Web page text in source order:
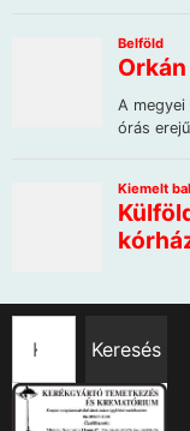
Keresés